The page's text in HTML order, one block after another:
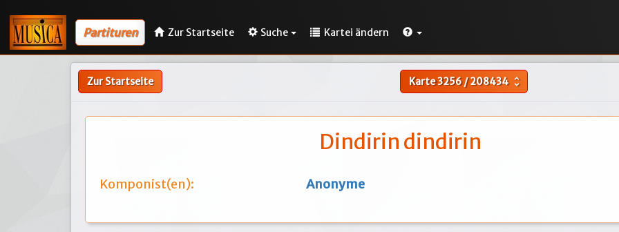
Partituren Zur Startseite Suche Kartei ändern
Zur Startseite Karte3256/208434 unfold_more
Dindirin dindirin
Komponist(en): Anonyme